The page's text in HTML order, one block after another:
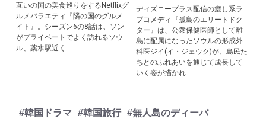
互いの国の美食巡りをするNetflixグ
ルメバラエティ『隣の国のグルメ
イト』。シーズン6の8話は、ソン
がプライベートでよく訪れるソウ
ル、薬水駅近く...
ディズニープラス配信の癒し系ラ
ブコメディ『孤島のエリートドク
ター』は、公衆保健医師として離
島に配属になったソウルの形成外
科医ジイ(イ・ジェウク)が、島民た
ちとのふれあいを通じて成長して
いく姿が描かれ...
#韓国ドラマ #韓国旅行 #無人島のディーバ